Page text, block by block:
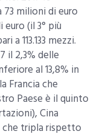
73 milioni di euro
(il 3° più
113.133 mezzi.
il 2,3% delle
al 13,8% in
Francia che
Paese è il quinto
Cina
che tripla rispetto